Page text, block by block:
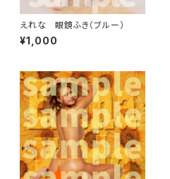
えれな 眼鏡ふき（ブルー）
¥1,000